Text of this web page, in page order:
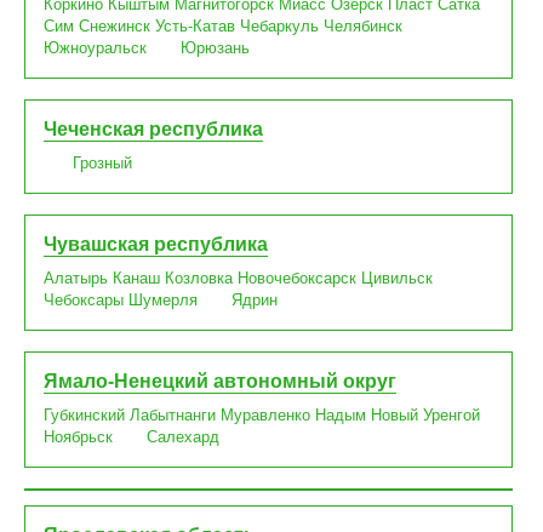
Коркино Кыштым Магнитогорск Миасс Озерск Пласт Сатка
Сим Снежинск Усть-Катав Чебаркуль Челябинск
Южноуральск
Юрюзань
Чеченская республика
Грозный
Чувашская республика
Алатырь Канаш Козловка Новочебоксарск Цивильск
Чебоксары Шумерля Ядрин
Ямало-Ненецкий автономный округ
Губкинский Лабытнанги Муравленко Надым Новый Уренгой
Ноябрьск
Салехард